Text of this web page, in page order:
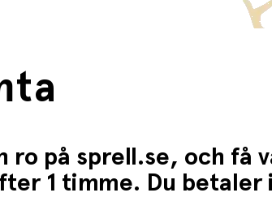
ro på sprell.se, och
1 timme. Du